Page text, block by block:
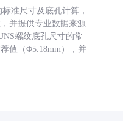
准尺寸及底孔计算，
并提供专业数据来源
螺纹底孔尺寸的常
值（Φ5.18mm），并